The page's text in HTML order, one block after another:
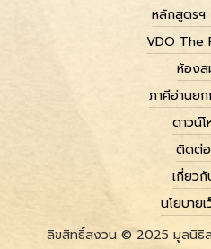
หลักสูตรฯ
VDO The
ห้อง
ภาคีอ่านย
ดาวน์
ติดต่อ
เกี่ยวกั
นโยบาย
ลิขสิทธิ์สงวน © 2025 มูลนิธิส